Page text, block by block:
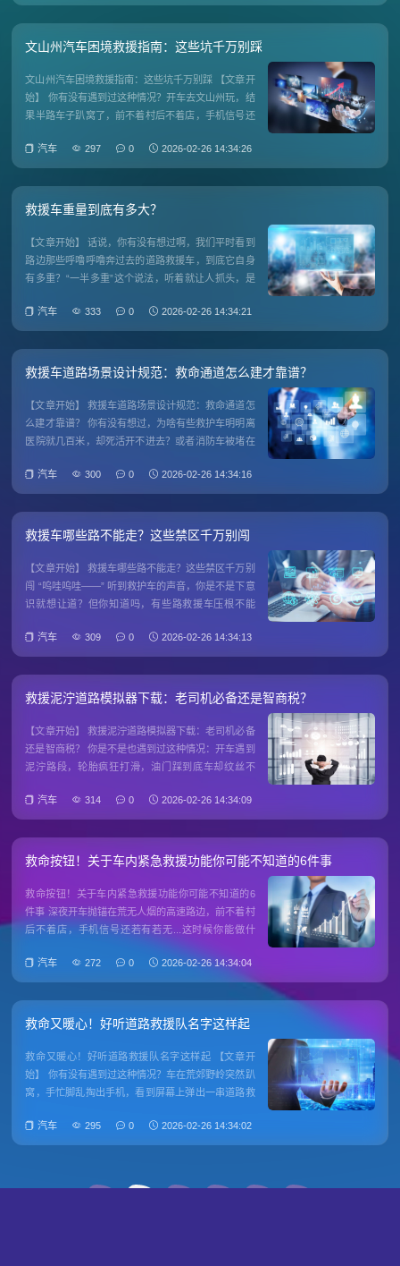
啊！ 为什么需要保存救援电话图片？ 先问个问题：
你手机里存了
文山州汽车困境救援指南：这些坑千万别踩
文山州汽车困境救援指南：这些坑千万别踩 【文章开
始】 你有没有遇到过这种情况？开车去文山州玩，结
果半路车子趴窝了，前不着村后不着店，手机信号还
聊在文山州遇到汽车困境时，到底该怎么正确求救。
文山州的路况到底有多"魔鬼"？ 先说说文山州的路况
特点吧
汽车 297 0 2026-02-26 14:34:26
救援车重量到底有多大？
【文章开始】 话说，你有没有想过啊，我们平时看到
路边那些呼噜呼噜奔过去的道路救援车，到底它自身
有多重？“一半多重”这个说法，听着就让人抓头，是
扯这个话题，保准能帮你解开谜团。当然，这只是个
引子，核心问题是：道路救援车的重量为什么如此关
键？它一半多的角色究
汽车 333 0 2026-02-26 14:34:21
救援车道路场景设计规范：救命通道怎么建才靠谱？
【文章开始】 救援车道路场景设计规范：救命通道怎
么建才靠谱？ 你有没有想过，为啥有些救护车明明离
医院就几百米，却死活开不进去？或者消防车被堵在
八成和道路设计不规范有关。今天咱们就来掰扯掰
扯，救援车的"生命通道"到底该怎么设计。 一、救援
车专用道到底该多
汽车 300 0 2026-02-26 14:34:16
救援车哪些路不能走？这些禁区千万别闯
【文章开始】 救援车哪些路不能走？这些禁区千万别
闯 “呜哇呜哇——” 听到救护车的声音，你是不是下意
识就想让道？但你知道吗，有些路救援车压根不能
楚，到底哪些路是救援车的“禁区”。 一、为什么救援
车也有不能走的路？ 先别急着纳闷——救援车又不是
坦
汽车 309 0 2026-02-26 14:34:13
救援泥泞道路模拟器下载：老司机必备还是智商税？
【文章开始】 救援泥泞道路模拟器下载：老司机必备
还是智商税？ 你是不是也遇到过这种情况：开车遇到
泥泞路段，轮胎疯狂打滑，油门踩到底车却纹丝不
该多好！最近网上突然火起来的“救援泥泞道路模拟
器”号称能解决这个问题，但它真的靠谱吗？今天咱们
就来扒一扒这玩意
汽车 314 0 2026-02-26 14:34:09
救命按钮！关于车内紧急救援功能你可能不知道的6件事
救命按钮！关于车内紧急救援功能你可能不知道的6
件事 深夜开车抛锚在荒无人烟的高速路边，前不着村
后不着店，手机信号还若有若无...这时候你能做什
不是藏着一个能一键救命的神器？ 那个按钮到底是干
啥的？ 别小看方向盘附近或者后视镜上方那个不起眼
的按钮，上面通常
汽车 272 0 2026-02-26 14:34:04
救命又暖心！好听道路救援队名字这样起
救命又暖心！好听道路救援队名字这样起 【文章开
始】 你有没有遇到过这种情况？车在荒郊野岭突然趴
窝，手忙脚乱掏出手机，看到屏幕上弹出一串道路救
一，你手指头会不由自主戳向哪个？名字怎么就成了
救援时的救命信号？ 名字怎么就成救命稻草了？ 说
汽车 295 0 2026-02-26 14:34:02